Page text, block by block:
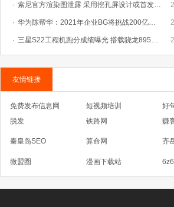
· 索尼官方渲染图泄露 采用挖孔屏设计或首发uMCP5芯片
· 华为陈帮华：2021年企业BG将挑战200亿美金
· 三星S22工程机跑分成绩曝光 搭载骁龙895芯片采用屏下
友情链接
免费发布信息网 短视频培训 好
脱发
铁路网 赚
秦皇岛SEO 算命网 齐
微盟圈 漫画下载站